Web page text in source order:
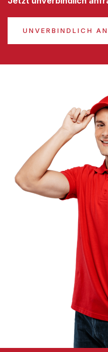
UNVERBINDLICH